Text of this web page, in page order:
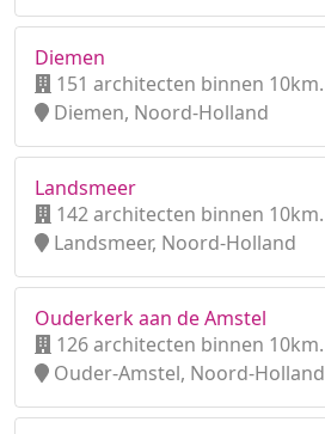
Diemen
151 architecten binnen 10km.
Diemen, Noord-Holland
Landsmeer
142 architecten binnen 10km.
Landsmeer, Noord-Holland
Ouderkerk aan de Amstel
126 architecten binnen 10km.
Ouder-Amstel, Noord-Holland